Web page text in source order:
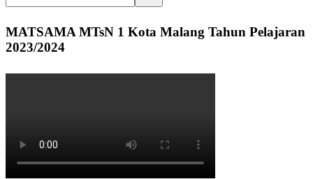
MATSAMA MTsN 1 Kota Malang Tahun Pelajaran
2023/2024